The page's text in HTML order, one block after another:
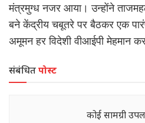
मंत्रमुग्ध नजर आया। उन्होंने
बने केंद्रीय चबूतरे पर बैठकर एक
अमूमन हर विदेशी वीआईपी मेहमान
संबंधितपोस्ट
कोई सामग्री